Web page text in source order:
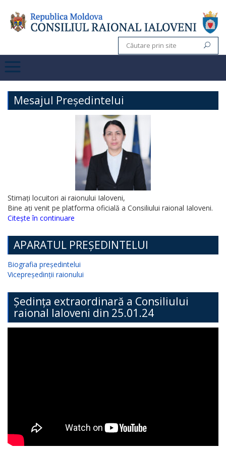
Mesajul Președintelui
Stimați locuitori ai raionului Ialoveni,
Bine ați venit pe platforma oficială a Consiliului raional Ialoveni.
Citește în continuare
APARATUL PREȘEDINTELUI
Biografia președintelui
Vicepreședinții raionului
Ședința extraordinară a Consiliului
raional Ialoveni din 25.01.24